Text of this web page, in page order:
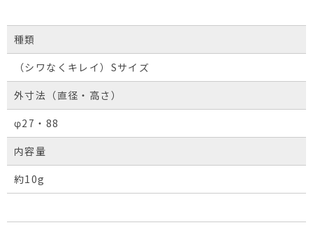
種類
（シワなくキレイ）Sサイズ
外寸法（直径・高さ）
φ27・88
内容量
約10g